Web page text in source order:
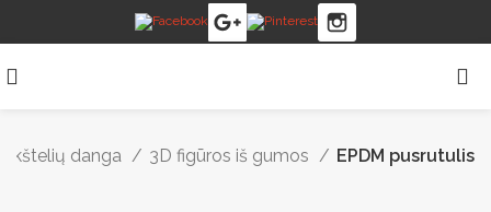
danga 3D figūros iš gumos EPDM pusrutulis